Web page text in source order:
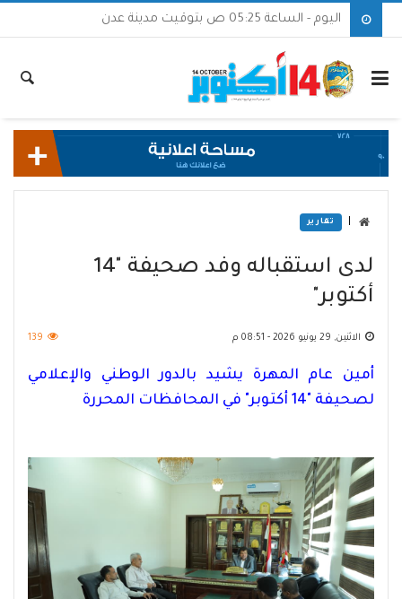
اليوم - الساعة 05:25 ص بتوقيت مدينة عدن
تقارير
لدى استقباله وفد صحيفة "14
أكتوبر"
الاثنين, 29 يونيو 2026 - 08:51 م 139
أمين عام المهرة يشيد بالدور الوطني والإعلامي
لصحيفة "14 أكتوبر" في المحافظات المحررة